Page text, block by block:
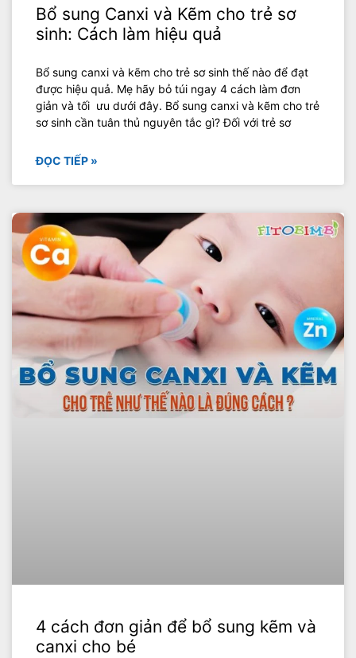
Bổ sung Canxi và Kẽm cho trẻ sơ
sinh: Cách làm hiệu quả
Bổ sung canxi và kẽm cho trẻ sơ sinh thế nào để đạt
được hiệu quả. Mẹ hãy bỏ túi ngay 4 cách làm đơn
giản và tối ưu dưới đây. Bổ sung canxi và kẽm cho trẻ
sơ sinh cần tuân thủ nguyên tắc gì? Đối với trẻ sơ
ĐỌC TIẾP »
4 cách đơn giản để bổ sung kẽm và
canxi cho bé